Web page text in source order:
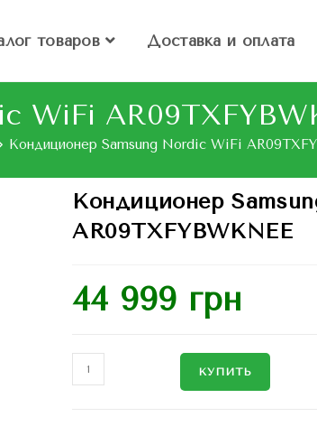
товаров Доставка и оплата
WiFi
Кондиционер Samsung Nordic WiFi
Кондиционер
AR09TXFYBWKNEE
44 999 грн
КУПИТЬ